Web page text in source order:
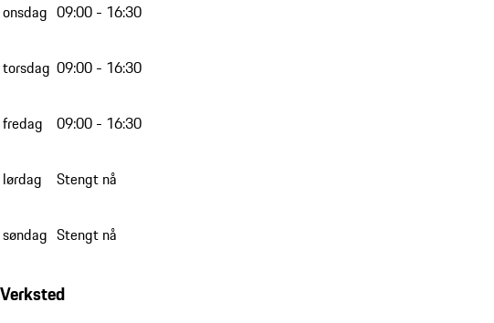
onsdag 09:00 - 16:30
torsdag 09:00 - 16:30
fredag 09:00 - 16:30
lørdag Stengt nå
søndag Stengt nå
Verksted